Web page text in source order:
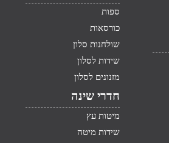
ספות
כורסאות
שולחנות סלון
שידות לסלון
מזנונים לסלון
חדרי שינה
מיטות עץ
שידות מיטה